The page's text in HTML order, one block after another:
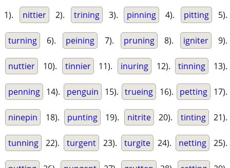
1). nittier 2). trining 3). pinning 4). pitting 5).
turning 6). peining 7). pruning 8). igniter 9).
nuttier 10). tinnier 11). inuring 12). tinning 13).
penning 14). penguin 15). trueing 16). petting 17).
ninepin 18). punting 19). nitrite 20). tinting 21).
tunning 22). turgent 23). turgite 24). netting 25).